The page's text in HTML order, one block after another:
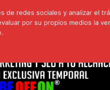
redes sociales y analizar el
por su propios medios la